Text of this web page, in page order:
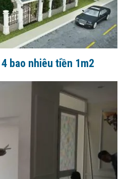
bao nhiêu tiền 1m2